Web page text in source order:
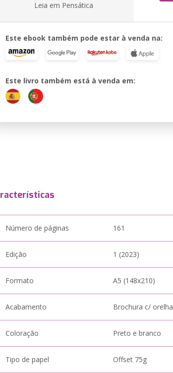
Leia em Pensática
Este ebook também pode estar à venda na:
Este livro também está à venda em:
Número de páginas 161
Edição 1 (2023)
Formato A5 (148x210)
Acabamento Brochura c/ orelha
Coloração Preto e branco
Tipo de papel Offset 75g